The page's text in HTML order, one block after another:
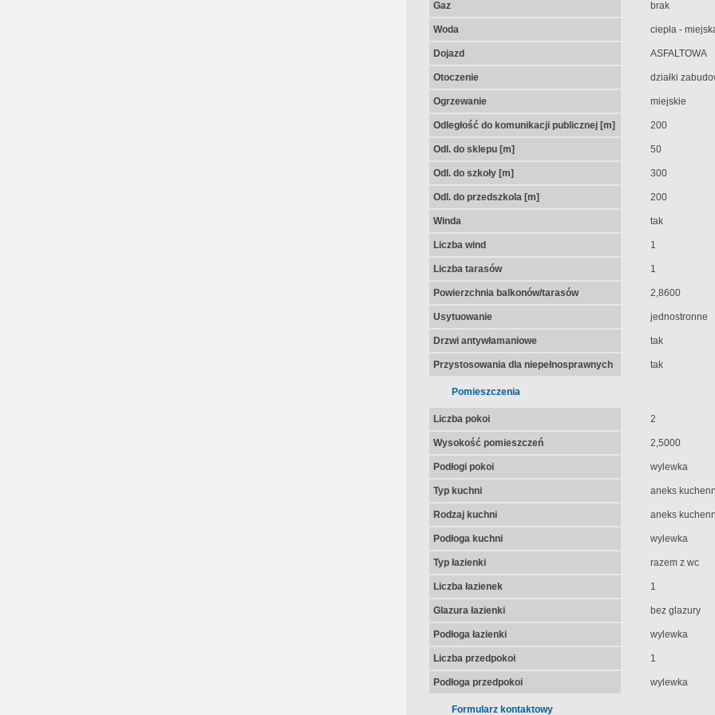
Gaz brak
Woda ciepła -
Dojazd ASFALTOWA
Otoczenie działki
Ogrzewanie miejskie
Odległość do komunikacji publicznej [m] 200
Odl. do sklepu [m] 50
Odl. do szkoły [m] 300
Odl. do przedszkola [m] 200
Winda tak
Liczba wind 1
Liczba tarasów 1
Powierzchnia balkonów/tarasów 2,8600
Usytuowanie jednostronne
Drzwi antywłamaniowe tak
Przystosowania dla niepełnosprawnych tak
Pomieszczenia
Liczba pokoi 2
Wysokość pomieszczeń 2,5000
Podłogi pokoi wylewka
Typ kuchni aneks
Rodzaj kuchni aneks
Podłoga kuchni wylewka
Typ łazienki razem z wc
Liczba łazienek 1
Glazura łazienki bez glazury
Podłoga łazienki wylewka
Liczba przedpokoi 1
Podłoga przedpokoi wylewka
Formularz kontaktowy